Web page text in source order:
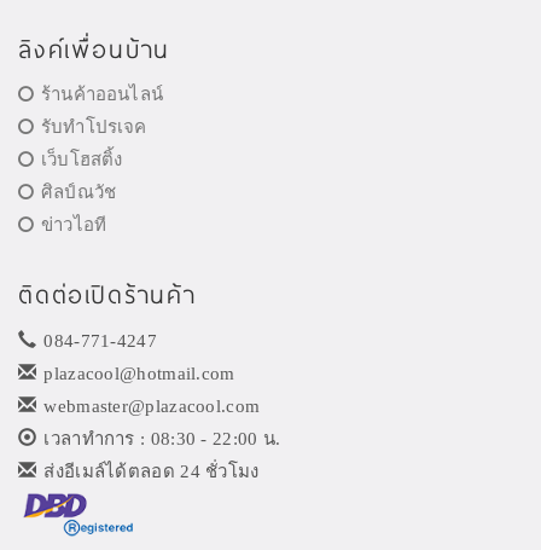
ลิงค์เพื่อนบ้าน
ร้านค้าออนไลน์
รับทำโปรเจค
เว็บโฮสติ้ง
ศิลป์ณวัช
ข่าวไอที
ติดต่อเปิดร้านค้า
084-771-4247
plazacool@hotmail.com
webmaster@plazacool.com
เวลาทำการ : 08:30 - 22:00 น.
ส่งอีเมล์ได้ตลอด 24 ชั่วโมง